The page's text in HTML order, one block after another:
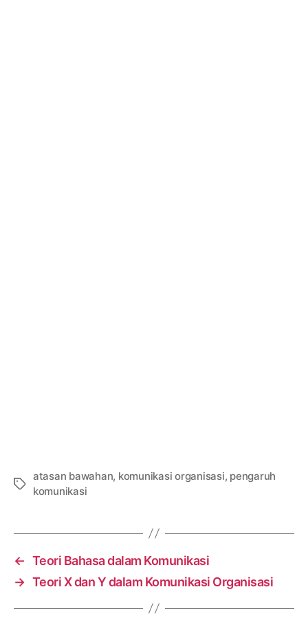
Tags
atasan bawahan, komunikasi organisasi, pengaruh
komunikasi
← Teori Bahasa dalam Komunikasi
→ Teori X dan Y dalam Komunikasi Organisasi